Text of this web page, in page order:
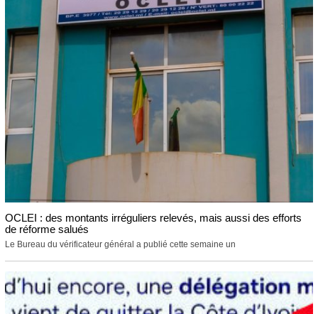
OCLEI : des montants irréguliers relevés, mais aussi des efforts
de réforme salués
Le Bureau du vérificateur général a publié cette semaine un